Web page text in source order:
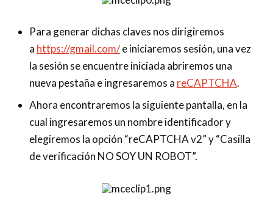
Para generar dichas claves nos dirigiremos
a https://gmail.com/e iniciaremos sesión, una vez
la sesión se encuentre iniciada abriremos una
nueva pestaña e ingresaremos a reCAPTCHA.
Ahora encontraremos la siguiente pantalla, en la
cual ingresaremos un nombre identificador y
elegiremos la opción “reCAPTCHA v2” y “Casilla
de verificación NO SOY UN ROBOT”.